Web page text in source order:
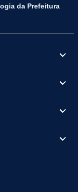
da Prefeitura